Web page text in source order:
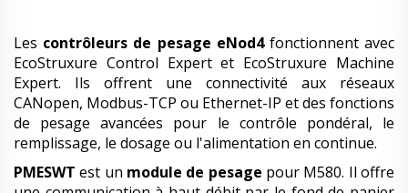
Les contrôleurs de pesage eNod4fonctionnent avec
EcoStruxure Control Expert et EcoStruxure Machine
Expert. Ils offrent une connectivité aux réseaux
CANopen, Modbus-TCP ou Ethernet-IP et des fonctions
de pesage avancées pour le contrôle pondéral, le
remplissage, le dosage ou l'alimentation en continue.
PMESWT est un module de pesage pour M580. Il offre